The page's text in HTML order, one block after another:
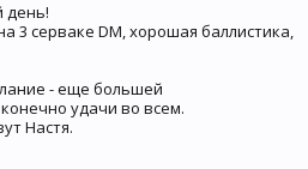
день!
3 серваке DM, хорошая баллистика,
- еще большей
удачи во всем.
Настя.